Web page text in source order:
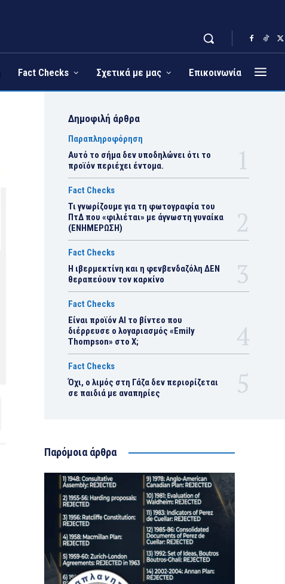
Fact Checks Σχετικά με μας Επικοινωνία
Δημοφιλή άρθρα
Παραπληροφόρηση
Αυτό το σήμα δεν υποδηλώνει ότι το
προϊόν περιέχει έντομα.
Fact Checks
Τι γνωρίζουμε για τη φωτογραφία του
ΠτΔ που «φιλιέται» με άγνωστη γυναίκα
(ΕΝΗΜΕΡΩΣΗ)
Fact Checks
Η ιβερμεκτίνη και η φενβενδαζόλη ΔΕΝ
θεραπεύουν τον καρκίνο
Fact Checks
Είναι προϊόν ΑΙ το βίντεο που
διέρρευσε ο λογαριασμός «Emily
Thompson» στο Χ;
Fact Checks
Όχι, ο λιμός στη Γάζα δεν περιορίζεται
σε παιδιά με αναπηρίες
Παρόμοια άρθρα